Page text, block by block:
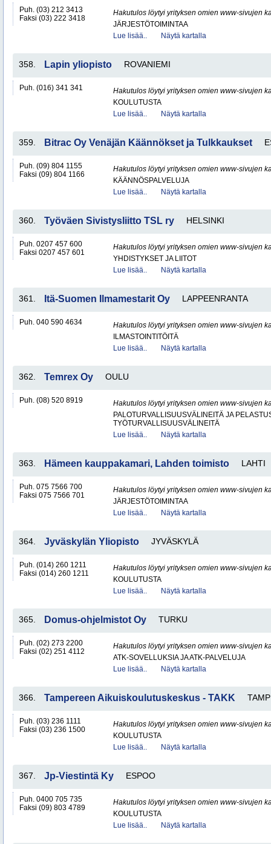
Puh. (03) 212 3413
Faksi (03) 222 3418
Hakutulos löytyi yrityksen omien www-sivujen
JÄRJESTÖTOIMINTAA
Lue lisää..
Näytä kartalla
358. Lapin yliopisto ROVANIEMI
Puh. (016) 341 341
Hakutulos löytyi yrityksen omien www-sivujen
KOULUTUSTA
Lue lisää..
Näytä kartalla
359. Bitrac Oy Venäjän Käännökset ja Tulkkaukset
Puh. (09) 804 1155
Faksi (09) 804 1166
Hakutulos löytyi yrityksen omien www-sivujen
KÄÄNNÖSPALVELUJA
Lue lisää..
Näytä kartalla
360. Työväen Sivistysliitto TSL ry HELSINKI
Puh. 0207 457 600
Faksi 0207 457 601
Hakutulos löytyi yrityksen omien www-sivujen
YHDISTYKSET JA LIITOT
Lue lisää..
Näytä kartalla
361. Itä-Suomen Ilmamestarit Oy LAPPEENRANTA
Puh. 040 590 4634
Hakutulos löytyi yrityksen omien www-sivujen
ILMASTOINTITÖITÄ
Lue lisää..
Näytä kartalla
362. Temrex Oy OULU
Puh. (08) 520 8919
Hakutulos löytyi yrityksen omien www-sivujen
PALOTURVALLISUUSVÄLINEITÄ JA
TYÖTURVALLISUUSVÄLINEITÄ
Lue lisää..
Näytä kartalla
363. Hämeen kauppakamari, Lahden toimisto LAHTI
Puh. 075 7566 700
Faksi 075 7566 701
Hakutulos löytyi yrityksen omien www-sivujen
JÄRJESTÖTOIMINTAA
Lue lisää..
Näytä kartalla
364. Jyväskylän Yliopisto JYVÄSKYLÄ
Puh. (014) 260 1211
Faksi (014) 260 1211
Hakutulos löytyi yrityksen omien www-sivujen
KOULUTUSTA
Lue lisää..
Näytä kartalla
365. Domus-ohjelmistot Oy TURKU
Puh. (02) 273 2200
Faksi (02) 251 4112
Hakutulos löytyi yrityksen omien www-sivujen
ATK-SOVELLUKSIA JA ATK-PALVELUJA
Lue lisää..
Näytä kartalla
366. Tampereen Aikuiskoulutuskeskus - TAKK
Puh. (03) 236 1111
Faksi (03) 236 1500
Hakutulos löytyi yrityksen omien www-sivujen
KOULUTUSTA
Lue lisää..
Näytä kartalla
367. Jp-Viestintä Ky ESPOO
Puh. 0400 705 735
Faksi (09) 803 4789
Hakutulos löytyi yrityksen omien www-sivujen
KOULUTUSTA
Lue lisää..
Näytä kartalla